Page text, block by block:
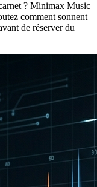
? Minimax Music
comment sonnent
de réserver du